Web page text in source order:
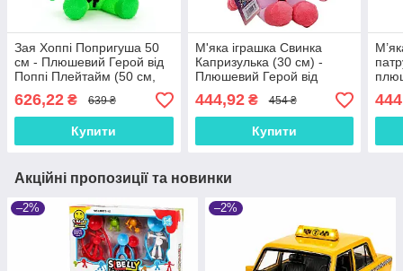
Зая Хоппі Попригуша 50
см - Плюшевий Герой від
Поппі Плейтайм (50 см,
арт. 234454-6)
626,22 ₴ 639 ₴
Купити
М'яка іграшка Свинка
Капризулька (30 см) -
Плюшевий Герой від
Поппі Плейтайм 00517-98
444,92₴ 454 ₴
Купити
Акційні пропозиції та новинки
–2% –2%